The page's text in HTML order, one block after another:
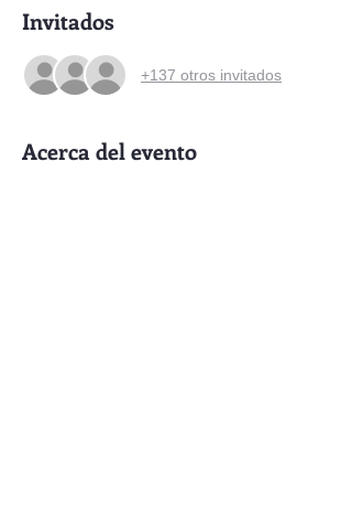
Invitados
+137 otros invitados
Acerca del evento